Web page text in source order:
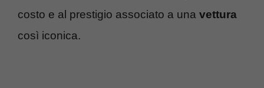
costo e al prestigio associato a una vettura
così iconica.